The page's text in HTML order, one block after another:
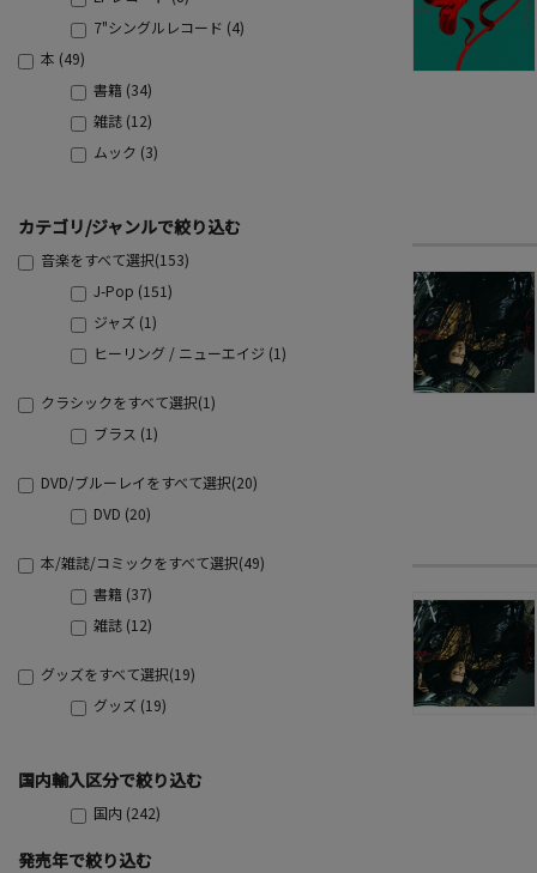
7"シングルレコード (4)
本 (49)
書籍 (34)
雑誌 (12)
ムック (3)
カテゴリ/ジャンルで絞り込む
音楽をすべて選択(153)
J-Pop (151)
ジャズ (1)
ヒーリング / ニューエイジ (1)
クラシックをすべて選択(1)
ブラス (1)
DVD/ブルーレイをすべて選択(20)
DVD (20)
本/雑誌/コミックをすべて選択(49)
書籍 (37)
雑誌 (12)
グッズをすべて選択(19)
グッズ (19)
国内輸入区分で絞り込む
国内 (242)
発売年で絞り込む